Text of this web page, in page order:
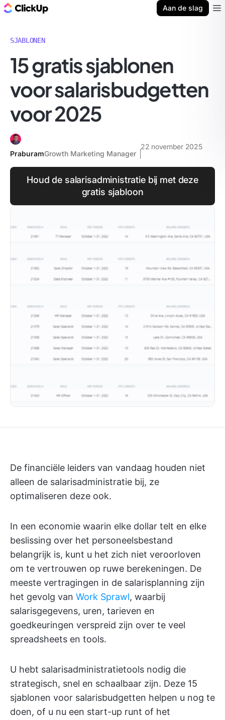
Aan de slag
SJABLONEN
15 gratis sjablonen
voor salarisbudgetten
voor 2025
PraburamGrowth Marketing Manager
22 november 2025
Houd de salarisadministratie bij met deze
gratis sjabloon
De financiële leiders van vandaag houden niet
alleen de salarisadministratie bij, ze
optimaliseren deze ook.
In een economie waarin elke dollar telt en elke
beslissing over het personeelsbestand
belangrijk is, kunt u het zich niet veroorloven
om te vertrouwen op ruwe berekeningen. De
meeste vertragingen in de salarisplanning zijn
het gevolg van Work Sprawl, waarbij
salarisgegevens, uren, tarieven en
goedkeuringen verspreid zijn over te veel
spreadsheets en tools.
U hebt salarisadministratietools nodig die
strategisch, snel en schaalbaar zijn. Deze 15
sjablonen voor salarisbudgetten helpen u nog te
doen, of u nu een start-up runt of het